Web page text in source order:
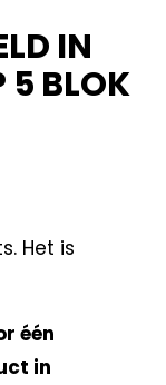
IN
5 BLOK
Het is
één
in